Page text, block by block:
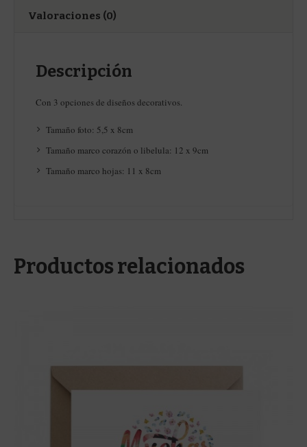
Valoraciones (0)
Descripción
Con 3 opciones de diseños decorativos.
Tamaño foto: 5,5 x 8cm
Tamaño marco corazón o libelula: 12 x 9cm
Tamaño marco hojas: 11 x 8cm
Productos relacionados